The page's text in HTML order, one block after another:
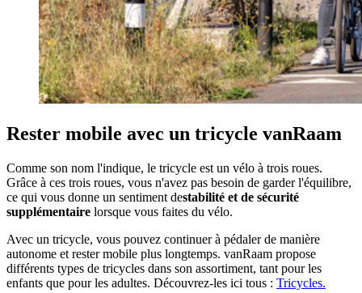
Rester mobile avec un tricycle vanRaam
Comme son nom l'indique, le tricycle est un vélo à trois roues.
Grâce à ces trois roues, vous n'avez pas besoin de garder l'équilibre,
ce qui vous donne un sentiment destabilité et de sécurité
supplémentaire lorsque vous faites du vélo.
Avec un tricycle, vous pouvez continuer à pédaler de manière
autonome et rester mobile plus longtemps. vanRaam propose
différents types de tricycles dans son assortiment, tant pour les
enfants que pour les adultes. Découvrez-les ici tous : Tricycles.